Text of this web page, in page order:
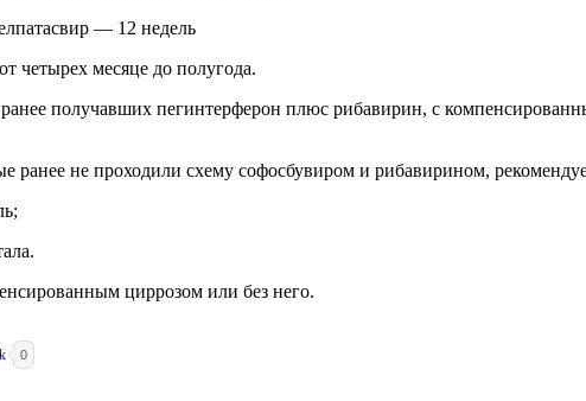
— 12 недель
четырех месяце до полугода.
получавших пегинтерферон плюс рибавирин, с
не проходили схему софосбувиром и рибавирином,
циррозом или без него.
0